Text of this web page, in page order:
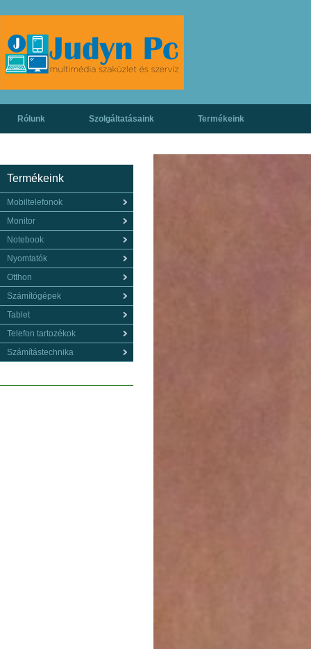
Rólunk Szolgáltatásaink Termékeink
Termékeink
Mobiltelefonok
Monitor
Notebook
Nyomtatók
Otthon
Számítógépek
Tablet
Telefon tartozékok
Számítástechnika